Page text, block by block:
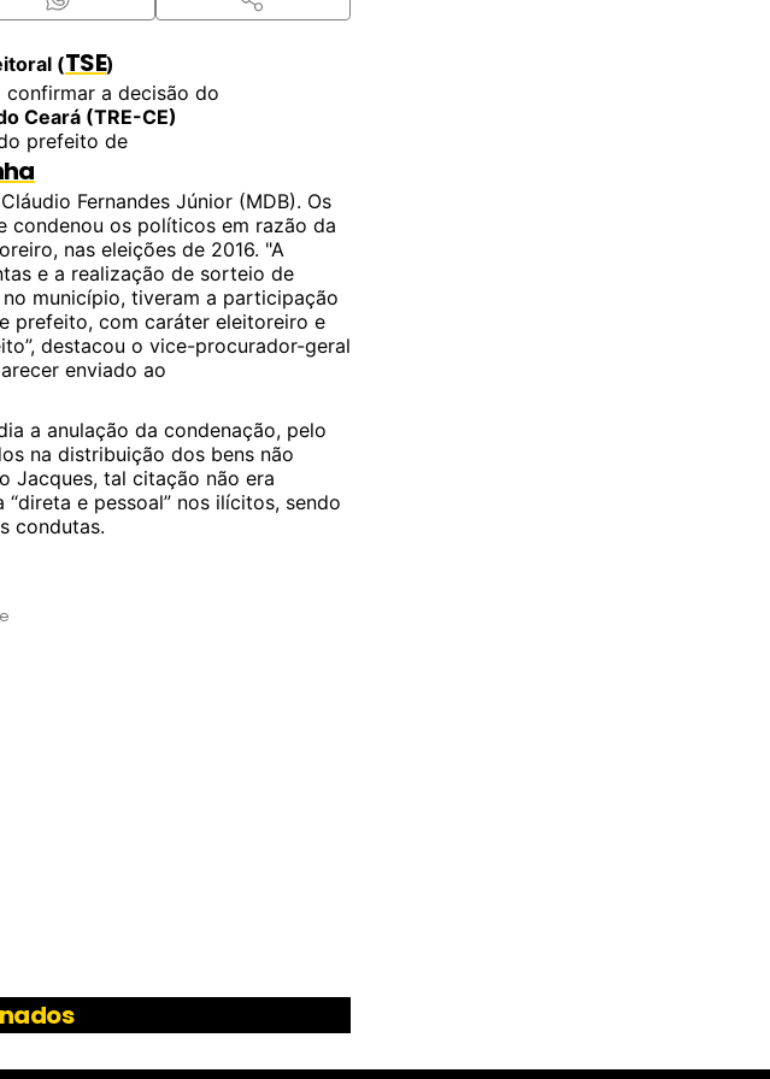
(TSE)
a decisão do
Ceará (TRE-CE)
prefeito de
Fernandes Júnior (MDB). Os
condenou os políticos em razão da
nas eleições de 2016. "A
e a realização de sorteio de
município, tiveram a participação
prefeito, com caráter eleitoreiro e
destacou o vice-procurador-geral
enviado ao
a anulação da condenação, pelo
na distribuição dos bens não
Jacques, tal citação não era
e pessoal” nos ilícitos, sendo
condutas.